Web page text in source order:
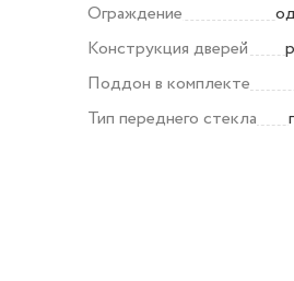
Ограждение
Конструкция дверей
Поддон в комплекте
Тип переднего стекла